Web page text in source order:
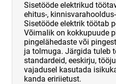
Sisetööde elektrikud
ehitus-,
Sisetööde elektrik töötab
Võimalik on kokkupuude
pingelähedaste või
ja tolmuga. Järgida tuleb
standardeid, eeskirju,
vajadusel kasutada
kanda eririietust.